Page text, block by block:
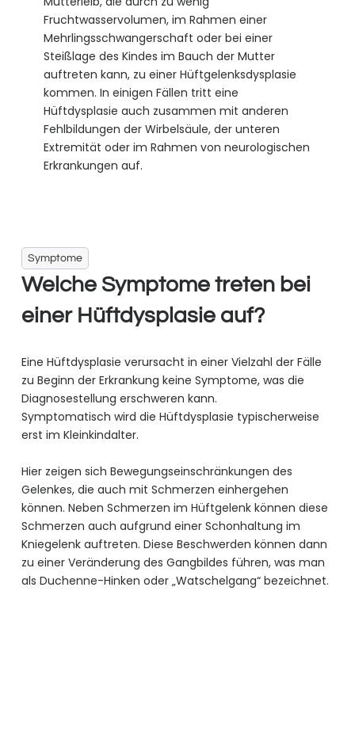
Fruchtwasservolumen, im Rahmen einer
Mehrlingsschwangerschaft oder bei einer
Steißlage des Kindes im Bauch der Mutter
auftreten kann, zu einer Hüftgelenksdysplasie
kommen. In einigen Fällen tritt eine
Hüftdysplasie auch zusammen mit anderen
Fehlbildungen der Wirbelsäule, der unteren
Extremität oder im Rahmen von neurologischen
Erkrankungen auf.
Symptome
Welche Symptome treten bei
einer Hüftdysplasie auf?
Eine Hüftdysplasie verursacht in einer Vielzahl der Fälle
zu Beginn der Erkrankung keine Symptome, was die
Diagnosestellung erschweren kann.
Symptomatisch wird die Hüftdysplasie typischerweise
erst im Kleinkindalter.
Hier zeigen sich Bewegungseinschränkungen des
Gelenkes, die auch mit Schmerzen einhergehen
können. Neben Schmerzen im Hüftgelenk können diese
Schmerzen auch aufgrund einer Schonhaltung im
Kniegelenk auftreten. Diese Beschwerden können dann
zu einer Veränderung des Gangbildes führen, was man
als Duchenne-Hinken oder „Watschelgang“ bezeichnet.